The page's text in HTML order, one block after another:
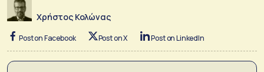
Χρήστος Κολώνας
Post on Facebook Post on X Post on LinkedIn